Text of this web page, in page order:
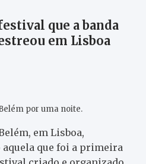
que a banda
em Lisboa
por uma noite.
em Lisboa,
que foi a primeira